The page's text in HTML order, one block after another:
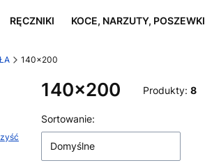
RĘCZNIKI KOCE, NARZUTY, POSZEWKI
140x200
140x200 Produkty: 8
Lista produktów
Sortowanie:
Domyślne